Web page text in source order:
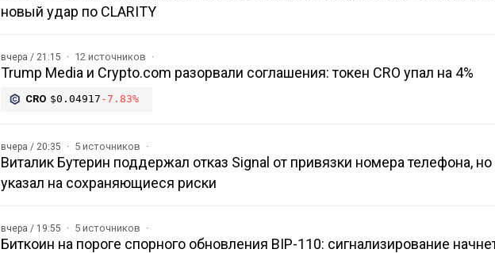
новый удар по CLARITY
вчера / 21:15 12 источников
Trump Media и Crypto.com разорвали соглашения: токен CRO упал на 4%
CRO $0.04917 -7.83%
вчера / 20:35 5 источников
Виталик Бутерин поддержал отказ Signal от привязки номера телефона, но
указал на сохраняющиеся риски
вчера / 19:55 5 источников
Биткоин на пороге спорного обновления BIP-110: сигнализирование